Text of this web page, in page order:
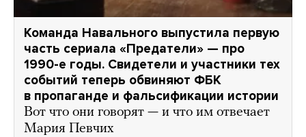
Команда Навального выпустила первую
часть сериала «Предатели» — про
1990-е годы. Свидетели и участники тех
событий теперь обвиняют ФБК
в пропаганде и фальсификации истории
Вот что они говорят — и что им отвечает
Мария Певчих